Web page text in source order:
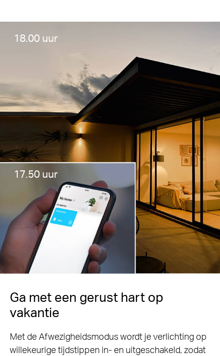
18.00 uur
17.50 uur
Ga met een gerust hart op
vakantie
Met de Afwezigheidsmodus wordt je verlichting op
willekeurige tijdstippen in- en uitgeschakeld, zodat